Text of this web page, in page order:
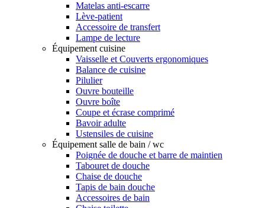
Matelas anti-escarre
Lève-patient
Accessoire de transfert
Lampe de lecture
Équipement cuisine
Vaisselle et Couverts ergonomiques
Balance de cuisine
Pilulier
Ouvre bouteille
Ouvre boîte
Coupe et écrase comprimé
Bavoir adulte
Ustensiles de cuisine
Équipement salle de bain / wc
Poignée de douche et barre de maintien
Tabouret de douche
Chaise de douche
Tapis de bain douche
Accessoires de bain